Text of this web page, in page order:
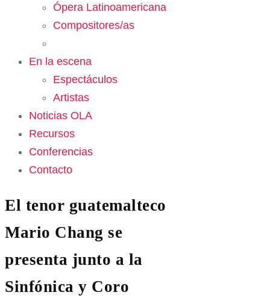
Ópera Latinoamericana
Compositores/as
En la escena
Espectáculos
Artistas
Noticias OLA
Recursos
Conferencias
Contacto
El tenor guatemalteco
Mario Chang se
presenta junto a la
Sinfónica y Coro